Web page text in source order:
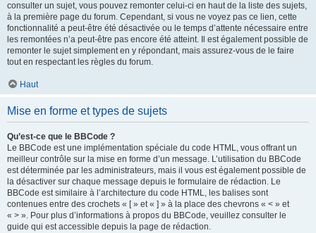
consulter un sujet, vous pouvez remonter celui-ci en haut de la liste des sujets,
à la première page du forum. Cependant, si vous ne voyez pas ce lien, cette
fonctionnalité a peut-être été désactivée ou le temps d’attente nécessaire entre
les remontées n’a peut-être pas encore été atteint. Il est également possible de
remonter le sujet simplement en y répondant, mais assurez-vous de le faire
tout en respectant les règles du forum.
Haut
Mise en forme et types de sujets
Qu’est-ce que le BBCode ?
Le BBCode est une implémentation spéciale du code HTML, vous offrant un
meilleur contrôle sur la mise en forme d’un message. L’utilisation du BBCode
est déterminée par les administrateurs, mais il vous est également possible de
la désactiver sur chaque message depuis le formulaire de rédaction. Le
BBCode est similaire à l’architecture du code HTML, les balises sont
contenues entre des crochets « [ » et « ] » à la place des chevrons « < » et
« > ». Pour plus d’informations à propos du BBCode, veuillez consulter le
guide qui est accessible depuis la page de rédaction.